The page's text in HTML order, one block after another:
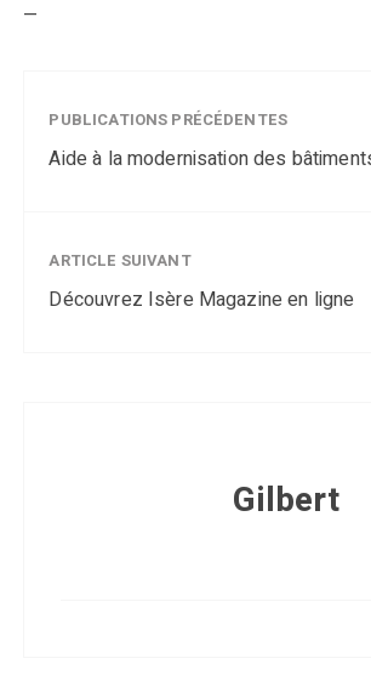
—
PUBLICATIONS PRÉCÉDENTES
Aide à la modernisation des
ARTICLE SUIVANT
Découvrez Isère Magazine en ligne
Gilbert